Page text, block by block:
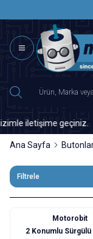
iletişime geçiniz.
Ana Sayfa
Filtrele
Motorobit
2 Konumlu Sürgülü